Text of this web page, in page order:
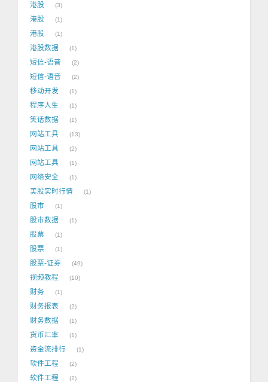
港股 3
港股 1
港股 1
港股数据 1
短信-语音 2
短信-语音 2
移动开发 1
程序人生 1
笑话数据 1
网站工具 13
网站工具 2
网站工具 1
网络安全 1
美股实时行情 1
股市 1
股市数据 1
股票 1
股票 1
股票-证券 49
视频教程 10
财务 1
财务报表 2
财务数据 1
货币汇率 1
资金流排行 1
软件工程 2
软件工程 2